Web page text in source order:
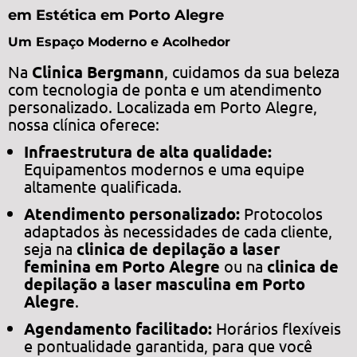
em Estética em Porto Alegre
Um Espaço Moderno e Acolhedor
Na Clinica Bergmann, cuidamos da sua beleza
com tecnologia de ponta e um atendimento
personalizado. Localizada em Porto Alegre,
nossa clínica oferece:
Infraestrutura de alta qualidade:
Equipamentos modernos e uma equipe
altamente qualificada.
Atendimento personalizado: Protocolos
adaptados às necessidades de cada cliente,
seja na clinica de depilação a laser
feminina em Porto Alegre ou na clinica de
depilação a laser masculina em Porto
Alegre.
Agendamento facilitado: Horários flexíveis
e pontualidade garantida, para que você